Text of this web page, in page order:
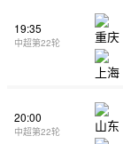
19:35
中超第22轮
20:00
中超第22轮